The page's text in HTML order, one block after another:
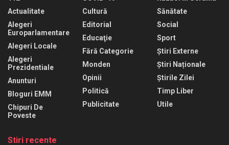
Actualitate
Alegeri
Europarlamentare
Alegeri Locale
Alegeri
Prezidentiale
Anunturi
Bloguri EMM
Chipuri De
Poveste
Cultură
Editorial
Educaţie
Fără Categorie
Monden
Opinii
Politică
Publicitate
Sănătate
Social
Sport
Știri Externe
Știri Naționale
Știrile Zilei
Timp Liber
Utile
Stiri recente